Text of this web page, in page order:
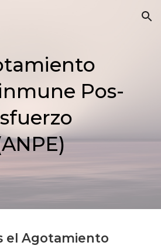
Skip to navigation
Pos-
el Agotamiento